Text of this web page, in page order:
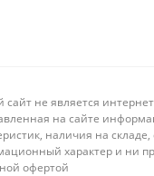
не является
на сайте
наличия на
характер и ни
офертой